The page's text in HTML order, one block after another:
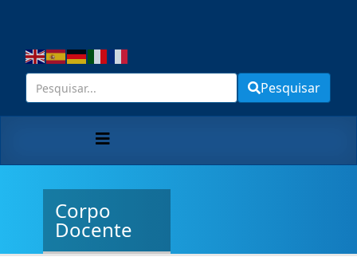
Pesquisar
Corpo
Docente